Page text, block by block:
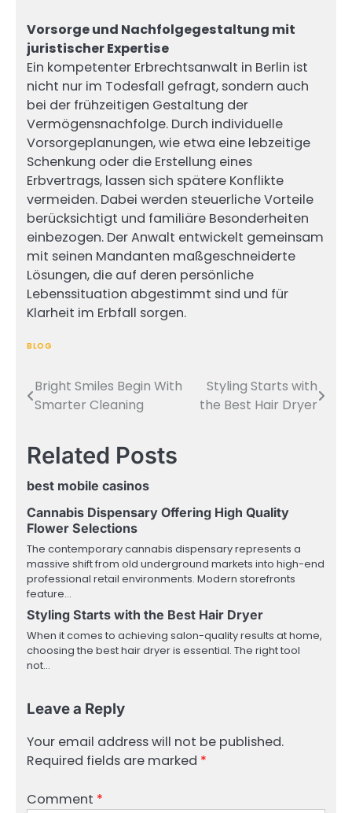
Vorsorge und Nachfolgegestaltung mit
juristischer Expertise
Ein kompetenter Erbrechtsanwalt in Berlin ist
nicht nur im Todesfall gefragt, sondern auch
bei der frühzeitigen Gestaltung der
Vermögensnachfolge. Durch individuelle
Vorsorgeplanungen, wie etwa eine lebzeitige
Schenkung oder die Erstellung eines
Erbvertrags, lassen sich spätere Konflikte
vermeiden. Dabei werden steuerliche Vorteile
berücksichtigt und familiäre Besonderheiten
einbezogen. Der Anwalt entwickelt gemeinsam
mit seinen Mandanten maßgeschneiderte
Lösungen, die auf deren persönliche
Lebenssituation abgestimmt sind und für
Klarheit im Erbfall sorgen.
BLOG
Post
Bright Smiles Begin With
Smarter Cleaning
Styling Starts with
the Best Hair Dryer
Related Posts
best mobile casinos
Cannabis Dispensary Offering High Quality
Flower Selections
The contemporary cannabis dispensary represents a
massive shift from old underground markets into high-end
professional retail environments. Modern storefronts
feature…
Styling Starts with the Best Hair Dryer
When it comes to achieving salon-quality results at home,
choosing the best hair dryer is essential. The right tool
not…
Leave a Reply
Your email address will not be published.
Required fields are marked *
Comment *